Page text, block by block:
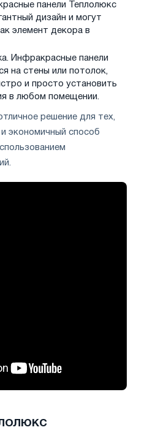
панели Теплолюкс
дизайн и могут
элемент декора в
Инфракрасные панели
на стены или потолок,
и просто установить
в любом помещении.
решение для тех,
экономичный способ